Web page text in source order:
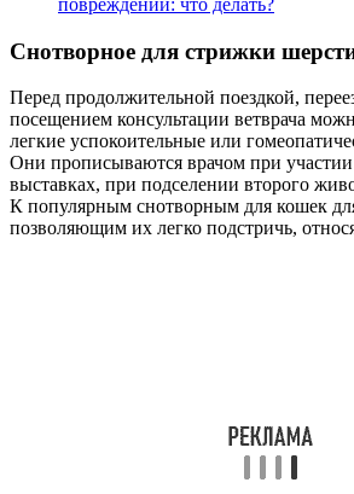
Снотворное для стрижки
Перед продолжительной поездкой,
посещением консультации ветврача
легкие успокоительные или
Они прописываются врачом при
выставках, при подселении второго
К популярным снотворным для кошек
позволяющим их легко подстричь,